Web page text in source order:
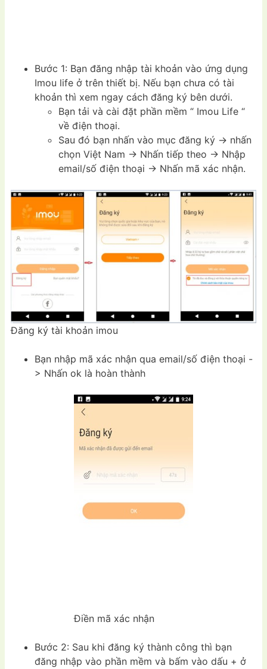
Bước 1: Bạn đăng nhập tài khoản vào ứng dụng
Imou life ở trên thiết bị. Nếu bạn chưa có tài
khoản thì xem ngay cách đăng ký bên dưới.
Bạn tải và cài đặt phần mềm “ Imou Life “
về điện thoại.
Sau đó bạn nhấn vào mục đăng ký -> nhấn
chọn Việt Nam -> Nhấn tiếp theo -> Nhập
email/số điện thoại -> Nhấn mã xác nhận.
Đăng ký tài khoản imou
Bạn nhập mã xác nhận qua email/số điện thoại -
> Nhấn ok là hoàn thành
Điền mã xác nhận
Bước 2: Sau khi đăng ký thành công thì bạn
đăng nhập vào phần mềm và bấm vào dấu + ở